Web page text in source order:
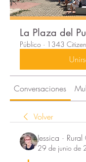
La Plaza del
Público · 1343
Conversaciones
Volver
Jessica ·
29 de junio de